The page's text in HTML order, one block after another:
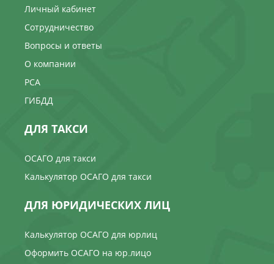
Личный кабинет
Сотрудничество
Вопросы и ответы
О компании
РСА
ГИБДД
ДЛЯ ТАКСИ
ОСАГО для такси
Калькулятор ОСАГО для такси
ДЛЯ ЮРИДИЧЕСКИХ ЛИЦ
Калькулятор ОСАГО для юрлиц
Оформить ОСАГО на юр.лицо